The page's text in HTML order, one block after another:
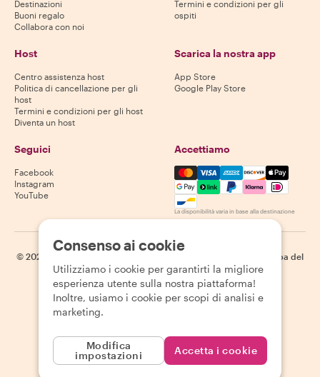
Destinazioni
Buoni regalo
Collabora con noi
Termini e condizioni per gli
ospiti
Host
Centro assistenza host
Politica di cancellazione per gli
host
Termini e condizioni per gli host
Diventa un host
Scarica la nostra app
App Store
Google Play Store
Seguici
Facebook
Instagram
YouTube
Accettiamo
Mastercard, Visa, Amex,
La disponibilità varia in base alla destinazione
© 2026
Mappa del
sito
Consenso ai cookie
Utilizziamo i cookie per garantirti la migliore
esperienza utente sulla nostra piattaforma!
Inoltre, usiamo i cookie per scopi di analisi e
marketing.
Modifica
impostazioni
Accetta i cookie